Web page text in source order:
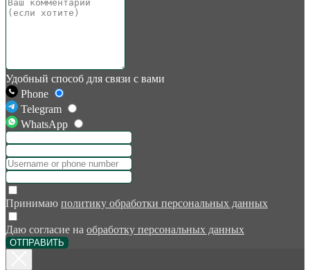
Удобный способ для связи с вами
Phone
Telegram
WhatsApp
Принимаю политику обработки персональных данных
Даю согласие на обработку персональных данных
ОТПРАВИТЬ